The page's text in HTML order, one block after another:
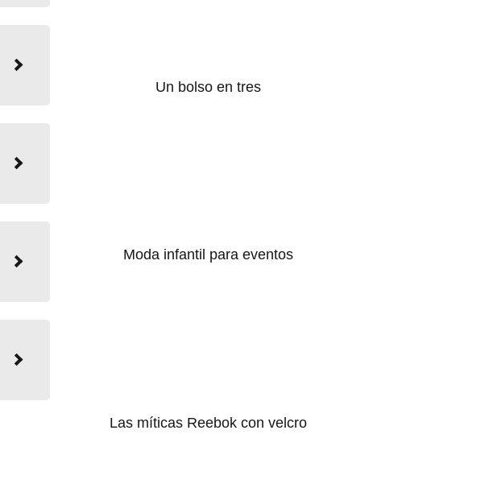
Un bolso en tres
Moda infantil para eventos
Las míticas Reebok con velcro